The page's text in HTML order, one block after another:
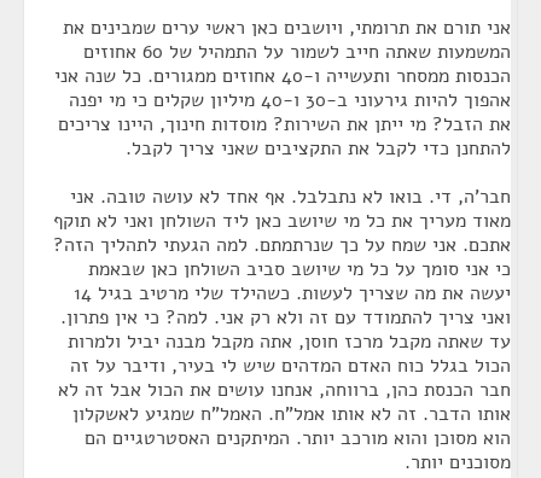
אני תורם את תרומתי, ויושבים כאן ראשי ערים שמבינים את
המשמעות שאתה חייב לשמור על התמהיל של 60 אחוזים
הכנסות ממסחר ותעשייה ו-40 אחוזים ממגורים. כל שנה אני
אהפוך להיות גירעוני ב-30 ו-40 מיליון שקלים כי מי יפנה
את הזבל? מי ייתן את השירות? מוסדות חינוך, היינו צריכים
להתחנן כדי לקבל את התקציבים שאני צריך לקבל.
חבר'ה, די. בואו לא נתבלבל. אף אחד לא עושה טובה. אני
מאוד מעריך את כל מי שיושב כאן ליד השולחן ואני לא תוקף
אתכם. אני שמח על כך שנרתמתם. למה הגעתי לתהליך הזה?
כי אני סומך על כל מי שיושב סביב השולחן כאן שבאמת
יעשה את מה שצריך לעשות. כשהילד שלי מרטיב בגיל 14
ואני צריך להתמודד עם זה ולא רק אני. למה? כי אין פתרון.
עד שאתה מקבל מרכז חוסן, אתה מקבל מבנה יביל ולמרות
הכול בגלל כוח האדם המדהים שיש לי בעיר, ודיבר על זה
חבר הכנסת כהן, ברווחה, אנחנו עושים את הכול אבל זה לא
אותו הדבר. זה לא אותו אמל"ח. האמל"ח שמגיע לאשקלון
הוא מסוכן והוא מורכב יותר. המיתקנים האסטרטגיים הם
מסוכנים יותר.